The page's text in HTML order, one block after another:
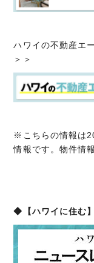
ハワイの不動産エ
＞＞
※こちらの情報は
情報です。物件情
◆【ハワイに住む